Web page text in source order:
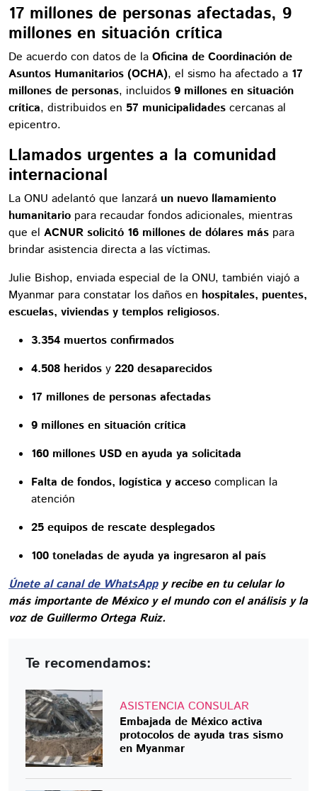
17 millones de personas afectadas, 9
millones en situación crítica
De acuerdo con datos de la Oficina de Coordinación de
Asuntos Humanitarios (OCHA), el sismo ha afectado a 17
millones de personas, incluidos 9 millones en situación
crítica, distribuidos en 57 municipalidades cercanas al
epicentro.
Llamados urgentes a la comunidad
internacional
La ONU adelantó que lanzará un nuevo llamamiento
humanitario para recaudar fondos adicionales, mientras
que el ACNUR solicitó 16 millones de dólares más para
brindar asistencia directa a las víctimas.
Julie Bishop, enviada especial de la ONU, también viajó a
Myanmar para constatar los daños en hospitales, puentes,
escuelas, viviendas y templos religiosos.
3.354 muertos confirmados
4.508 heridos y 220 desaparecidos
17 millones de personas afectadas
9 millones en situación crítica
160 millones USD en ayuda ya solicitada
Falta de fondos, logística y acceso complican la
atención
25 equipos de rescate desplegados
100 toneladas de ayuda ya ingresaron al país
Únete al canal de WhatsAppy recibe en tu celular lo
más importante de México y el mundo con el análisis y la
voz de Guillermo Ortega Ruiz.
Te recomendamos:
ASISTENCIA CONSULAR
Embajada de México activa
protocolos de ayuda tras sismo
en Myanmar